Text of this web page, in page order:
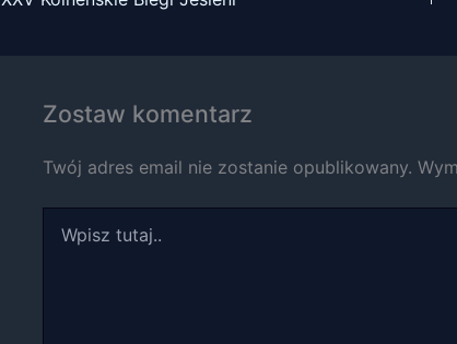
Zostaw komentarz
Twój adres email nie zostanie opublikowany.
tutaj..